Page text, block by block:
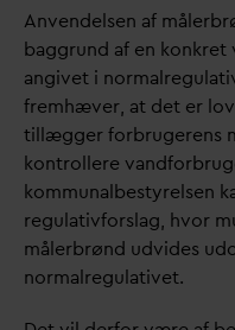
Anvendelsen af
baggrund af en
angivet i
fremhæver, at det er
tillægger forbrugerens
kontrollere v
kommunalbestyrelsen
regulativforslag, hvor
målerbrønd udvides
normalregulativet.